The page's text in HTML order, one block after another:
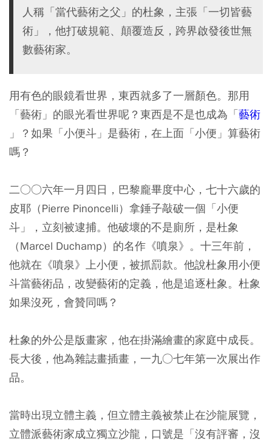
人稱「當代藝術之父」的杜象，主張「一切皆藝
術」，他打破規範、顛覆造反，跨界啟發後世無
數藝術家。
用有色的眼鏡看世界，東西就多了一層顏色。那用
「藝術」的眼光看世界呢？東西是不是也成為「藝術
」？如果「小便斗」是藝術，在上面「小便」算藝術
嗎？
二○○六年一月四日，巴黎龐畢度中心，七十六歲的
皮耶（Pierre Pinoncelli）拿錘子敲破一個「小便
斗」，立刻被逮捕。他破壞的不是廁所，是杜象
（Marcel Duchamp）的名作《噴泉》。十三年前，
他就在《噴泉》上小便，被抓罰款。他說杜象用小便
斗當藝術品，改變藝術的定義，他是追逐杜象。杜象
如果沒死，會贊同嗎？
杜象的外公是版畫家，他在掛滿繪畫的家庭中成長。
長大後，他為雜誌畫插畫，一九○七年第一次展出作
品。
當時出現立體主義，但立體主義被禁止在沙龍展覽，
立體派藝術家成立獨立沙龍，口號是「沒有評審，沒